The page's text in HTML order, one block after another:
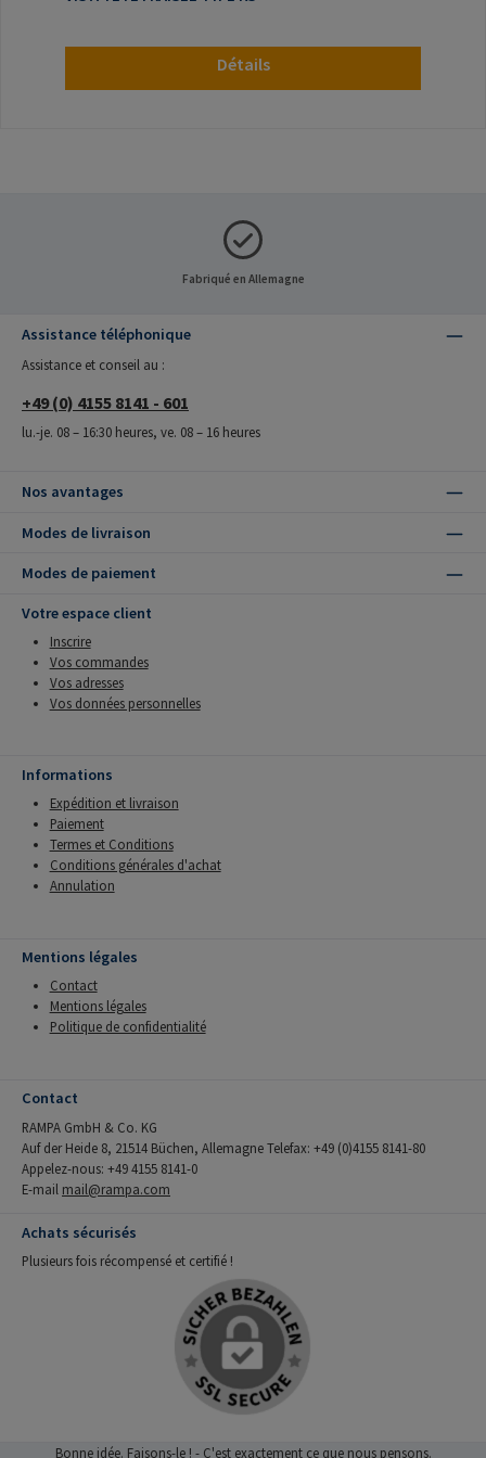
Détails
Fabriqué en Allemagne
Assistance téléphonique
Assistance et conseil au :
+49 (0) 4155 8141 - 601
lu.-je. 08 – 16:30 heures, ve. 08 – 16 heures
Nos avantages
Modes de livraison
Modes de paiement
Votre espace client
Inscrire
Vos commandes
Vos adresses
Vos données personnelles
Informations
Expédition et livraison
Paiement
Termes et Conditions
Conditions générales d'achat
Annulation
Mentions légales
Contact
Mentions légales
Politique de confidentialité
Contact
RAMPA GmbH & Co. KG
Auf der Heide 8, 21514 Büchen, Allemagne Telefax: +49 (0)4155 8141-80
Appelez-nous: +49 4155 8141-0
E-mail mail@rampa.com
Achats sécurisés
Plusieurs fois récompensé et certifié !
Bonne idée. Faisons-le ! - C'est exactement ce que nous pensons.